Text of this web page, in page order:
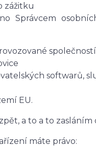
zážitku
Správcem
softwarů,
EU.
a to a to zasláním
máte právo: